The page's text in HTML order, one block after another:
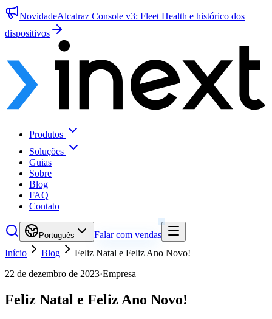
NovidadeAlcatraz Console v3: Fleet Health e histórico dos
dispositivos
Produtos
Soluções
Guias
Sobre
Blog
FAQ
Contato
Português
Falar com vendas
Início
Blog
Feliz Natal e Feliz Ano Novo!
22 de dezembro de 2023·Empresa
Feliz Natal e Feliz Ano Novo!